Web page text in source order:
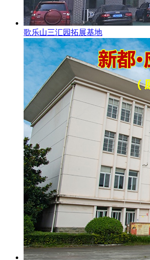
歌乐山三汇园拓展基地